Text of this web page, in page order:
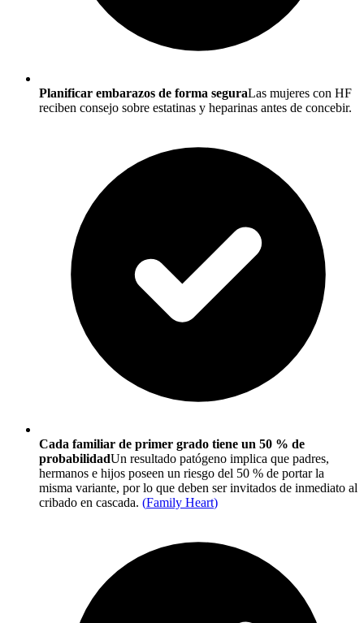
Planificar embarazos de forma seguraLas mujeres con HF
reciben consejo sobre estatinas y heparinas antes de concebir.
Cada familiar de primer grado tiene un 50 % de
probabilidadUn resultado patógeno implica que padres,
hermanos e hijos poseen un riesgo del 50 % de portar la
misma variante, por lo que deben ser invitados de inmediato al
cribado en cascada. (Family Heart)